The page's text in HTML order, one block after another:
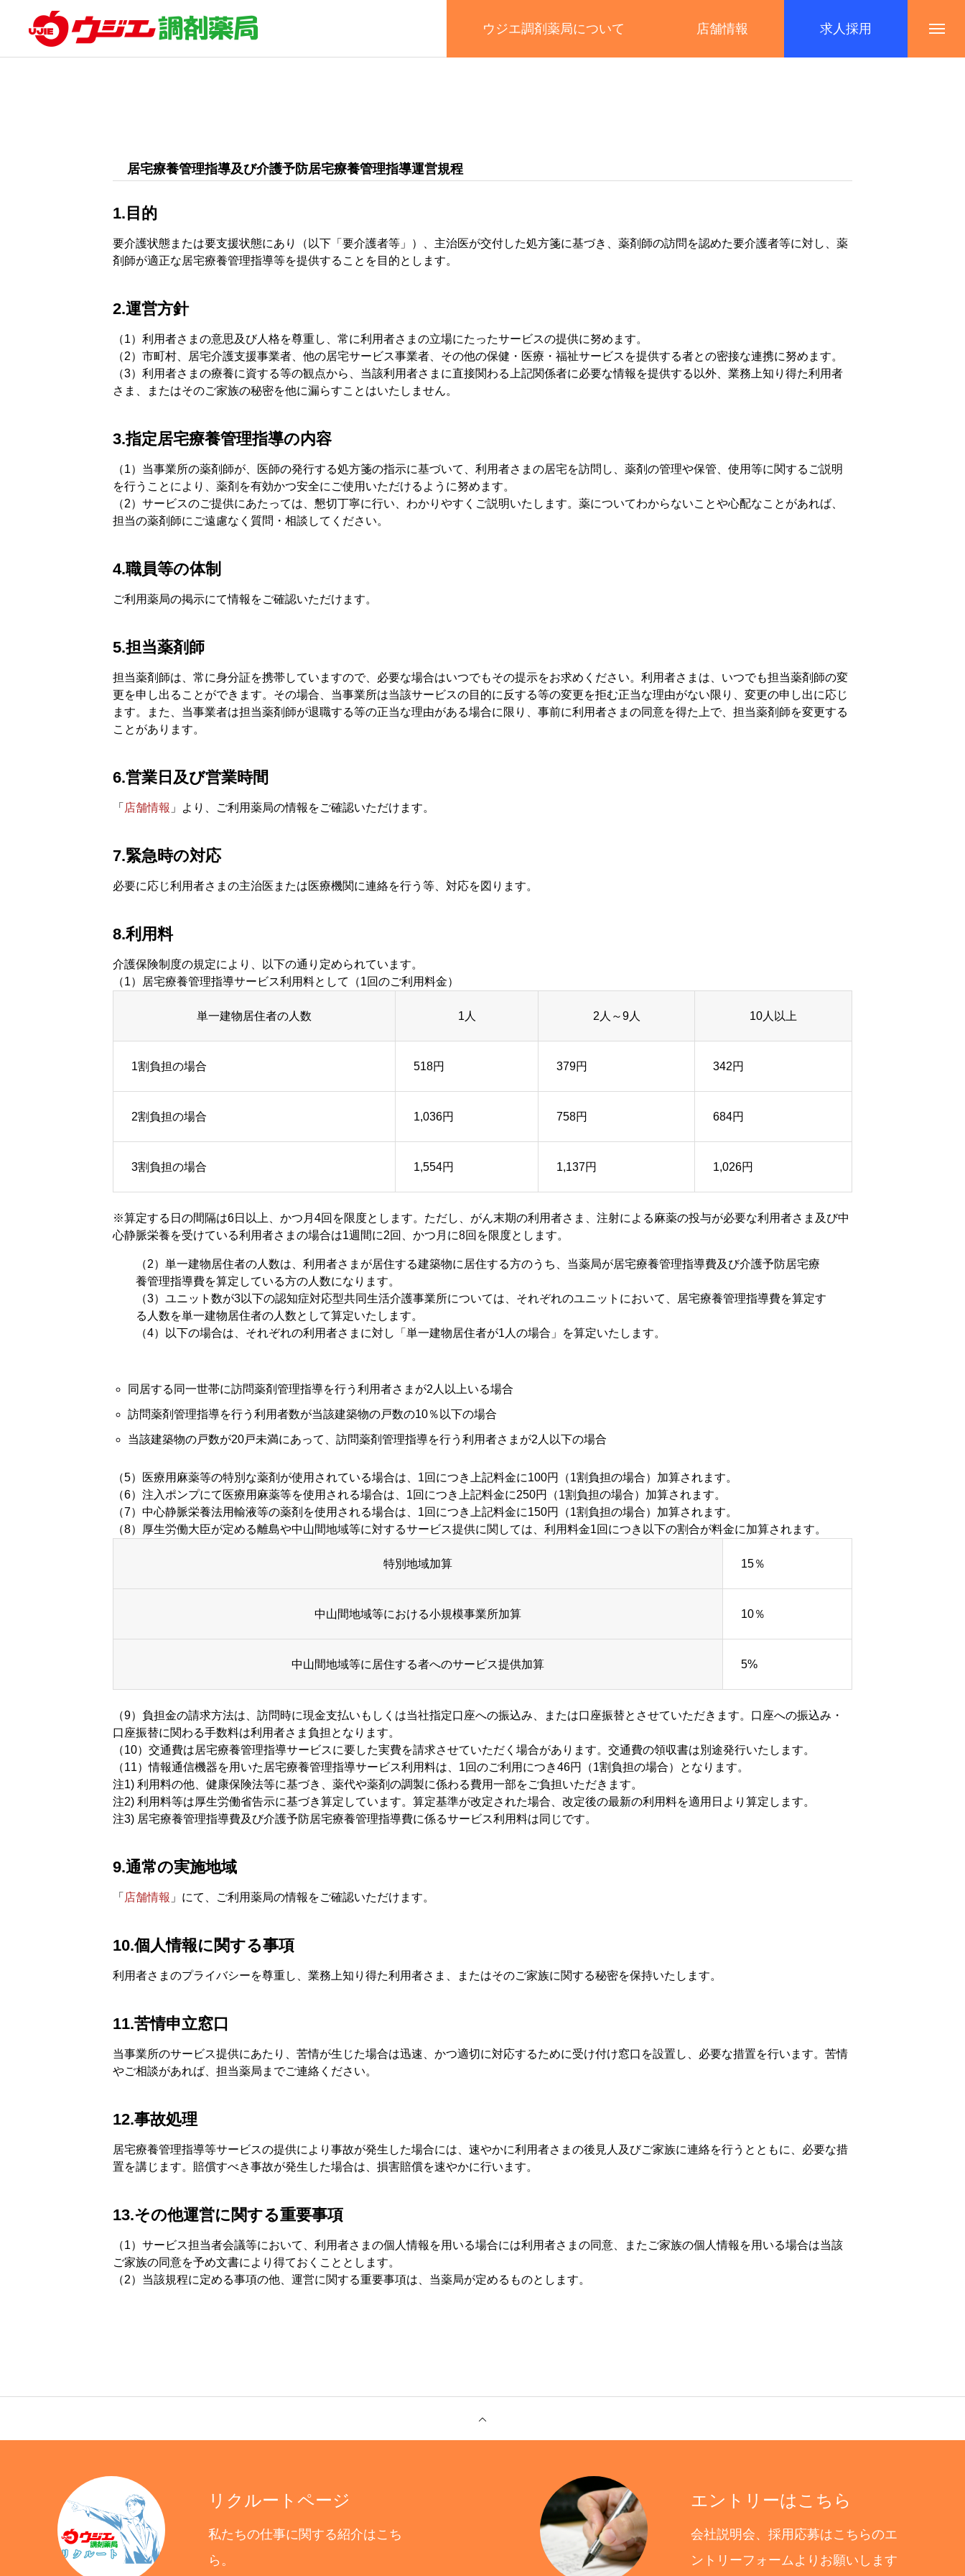
ウジエ調剤薬局について 店舗情報 求人採用
会社情報
店舗情報／アクセス
お問合せ／エントリー
リクルート お問合せ／エントリー
居宅療養管理指導及び介護予防居宅療養管理指導運営規程
1.目的
要介護状態または要支援状態にあり（以下「要介護者等」）、主治医が交付した処方箋に基づき、薬剤師の訪問を認めた要介護者等に対し、薬
剤師が適正な居宅療養管理指導等を提供することを目的とします。
2.運営方針
（1）利用者さまの意思及び人格を尊重し、常に利用者さまの立場にたったサービスの提供に努めます。
（2）市町村、居宅介護支援事業者、他の居宅サービス事業者、その他の保健・医療・福祉サービスを提供する者との密接な連携に努めます。
（3）利用者さまの療養に資する等の観点から、当該利用者さまに直接関わる上記関係者に必要な情報を提供する以外、業務上知り得た利用者
さま、またはそのご家族の秘密を他に漏らすことはいたしません。
3.指定居宅療養管理指導の内容
（1）当事業所の薬剤師が、医師の発行する処方箋の指示に基づいて、利用者さまの居宅を訪問し、薬剤の管理や保管、使用等に関するご説明
を行うことにより、薬剤を有効かつ安全にご使用いただけるように努めます。
（2）サービスのご提供にあたっては、懇切丁寧に行い、わかりやすくご説明いたします。薬についてわからないことや心配なことがあれば、
担当の薬剤師にご遠慮なく質問・相談してください。
4.職員等の体制
ご利用薬局の掲示にて情報をご確認いただけます。
5.担当薬剤師
担当薬剤師は、常に身分証を携帯していますので、必要な場合はいつでもその提示をお求めください。利用者さまは、いつでも担当薬剤師の変
更を申し出ることができます。その場合、当事業所は当該サービスの目的に反する等の変更を拒む正当な理由がない限り、変更の申し出に応じ
ます。また、当事業者は担当薬剤師が退職する等の正当な理由がある場合に限り、事前に利用者さまの同意を得た上で、担当薬剤師を変更する
ことがあります。
6.営業日及び営業時間
「 店舗情報 」より、ご利用薬局の情報をご確認いただけます。
7.緊急時の対応
必要に応じ利用者さまの主治医または医療機関に連絡を行う等、対応を図ります。
8.利用料
介護保険制度の規定により、以下の通り定められています。
（1）居宅療養管理指導サービス利用料として（1回のご利用料金）
単一建物居住者の人数 1人 2人～9人 10人以上
1割負担の場合 518円 379円 342円
2割負担の場合 1,036円 758円 684円
3割負担の場合 1,554円 1,137円 1,026円
※算定する日の間隔は6日以上、かつ月4回を限度とします。ただし、がん末期の利用者さま、注射による麻薬の投与が必要な利用者さま及び中
心静脈栄養を受けている利用者さまの場合は1週間に2回、かつ月に8回を限度とします。
（2）単一建物居住者の人数は、利用者さまが居住する建築物に居住する方のうち、当薬局が居宅療養管理指導費及び介護予防居宅療
養管理指導費を算定している方の人数になります。
（3）ユニット数が3以下の認知症対応型共同生活介護事業所については、それぞれのユニットにおいて、居宅療養管理指導費を算定す
る人数を単一建物居住者の人数として算定いたします。
（4）以下の場合は、それぞれの利用者さまに対し「単一建物居住者が1人の場合」を算定いたします。
同居する同一世帯に訪問薬剤管理指導を行う利用者さまが2人以上いる場合
訪問薬剤管理指導を行う利用者数が当該建築物の戸数の10％以下の場合
当該建築物の戸数が20戸未満にあって、訪問薬剤管理指導を行う利用者さまが2人以下の場合
（5）医療用麻薬等の特別な薬剤が使用されている場合は、1回につき上記料金に100円（1割負担の場合）加算されます。
（6）注入ポンプにて医療用麻薬等を使用される場合は、1回につき上記料金に250円（1割負担の場合）加算されます。
（7）中心静脈栄養法用輸液等の薬剤を使用される場合は、1回につき上記料金に150円（1割負担の場合）加算されます。
（8）厚生労働大臣が定める離島や中山間地域等に対するサービス提供に関しては、利用料金1回につき以下の割合が料金に加算されます。
特別地域加算 15％
中山間地域等における小規模事業所加算 10％
中山間地域等に居住する者へのサービス提供加算 5%
（9）負担金の請求方法は、訪問時に現金支払いもしくは当社指定口座への振込み、または口座振替とさせていただきます。口座への振込み・
口座振替に関わる手数料は利用者さま負担となります。
（10）交通費は居宅療養管理指導サービスに要した実費を請求させていただく場合があります。交通費の領収書は別途発行いたします。
（11）情報通信機器を用いた居宅療養管理指導サービス利用料は、1回のご利用につき46円（1割負担の場合）となります。
注1) 利用料の他、健康保険法等に基づき、薬代や薬剤の調製に係わる費用一部をご負担いただきます。
注2) 利用料等は厚生労働省告示に基づき算定しています。算定基準が改定された場合、改定後の最新の利用料を適用日より算定します。
注3) 居宅療養管理指導費及び介護予防居宅療養管理指導費に係るサービス利用料は同じです。
9.通常の実施地域
「 店舗情報 」にて、ご利用薬局の情報をご確認いただけます。
10.個人情報に関する事項
利用者さまのプライバシーを尊重し、業務上知り得た利用者さま、またはそのご家族に関する秘密を保持いたします。
11.苦情申立窓口
当事業所のサービス提供にあたり、苦情が生じた場合は迅速、かつ適切に対応するために受け付け窓口を設置し、必要な措置を行います。苦情
やご相談があれば、担当薬局までご連絡ください。
12.事故処理
居宅療養管理指導等サービスの提供により事故が発生した場合には、速やかに利用者さまの後見人及びご家族に連絡を行うとともに、必要な措
置を講じます。賠償すべき事故が発生した場合は、損害賠償を速やかに行います。
13.その他運営に関する重要事項
（1）サービス担当者会議等において、利用者さまの個人情報を用いる場合には利用者さまの同意、またご家族の個人情報を用いる場合は当該
ご家族の同意を予め文書により得ておくこととします。
（2）当該規程に定める事項の他、運営に関する重要事項は、当薬局が定めるものとします。
リクルートページ
私たちの仕事に関する紹介はこち
ら。
エントリーはこちら
会社説明会、採用応募はこちらのエ
ントリーフォームよりお願いします